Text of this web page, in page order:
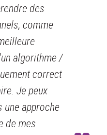
des
comme
algorithme /
correct
Je peux
approche
de mes